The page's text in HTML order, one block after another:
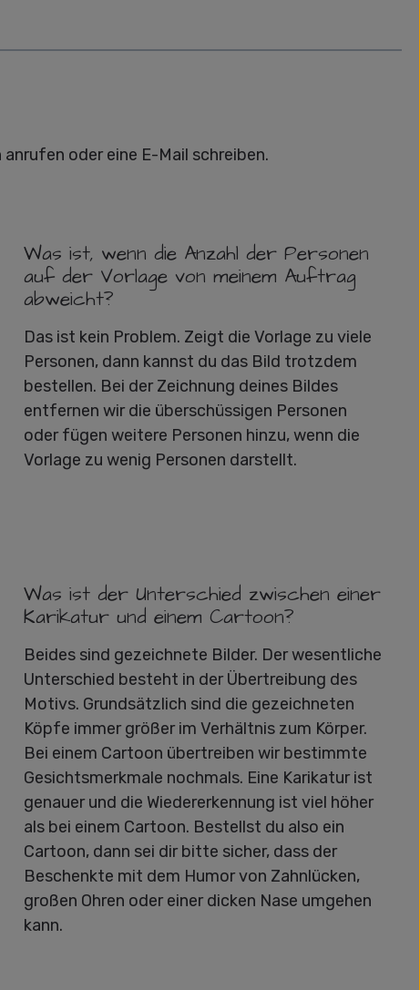
oder eine E-Mail schreiben.
Was ist, wenn die Anzahl der Personen
auf der Vorlage von meinem Auftrag
abweicht?
Das ist kein Problem. Zeigt die Vorlage zu viele
Personen, dann kannst du das Bild trotzdem
bestellen. Bei der Zeichnung deines Bildes
entfernen wir die überschüssigen Personen
oder fügen weitere Personen hinzu, wenn die
Vorlage zu wenig Personen darstellt.
Was ist der Unterschied zwischen einer
Karikatur und einem Cartoon?
Beides sind gezeichnete Bilder. Der wesentliche
Unterschied besteht in der Übertreibung des
Motivs. Grundsätzlich sind die gezeichneten
Köpfe immer größer im Verhältnis zum Körper.
Bei einem Cartoon übertreiben wir bestimmte
Gesichtsmerkmale nochmals. Eine Karikatur ist
genauer und die Wiedererkennung ist viel höher
als bei einem Cartoon. Bestellst du also ein
Cartoon, dann sei dir bitte sicher, dass der
Beschenkte mit dem Humor von Zahnlücken,
großen Ohren oder einer dicken Nase umgehen
kann.